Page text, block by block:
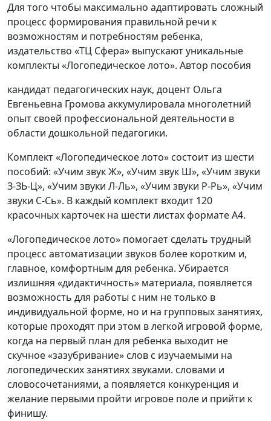
Для того чтобы максимально адаптировать сложный
процесс формирования правильной речи к
возможностям и потребностям ребенка,
издательство «ТЦ Сфера» выпускают уникальные
комплекты «Логопедическое лото». Автор пособия
кандидат педагогических наук, доцент Ольга
Евгеньевна Громова аккумулировала многолетний
опыт своей профессиональной деятельности в
области дошкольной педагогики.
Комплект «Логопедическое лото» состоит из шести
пособий: «Учим звук Ж», «Учим звук Ш», «Учим звуки
З-ЗЬ-Ц», «Учим звуки Л-Ль», «Учим звуки Р-Рь», «Учим
звуки С-Сь». В каждый комплект входит 120
красочных карточек на шести листах формате А4.
«Логопедическое лото» помогает сделать трудный
процесс автоматизации звуков более коротким и,
главное, комфортным для ребенка. Убирается
излишняя «дидактичность» материала, появляется
возможность для работы с ним не только в
индивидуальной форме, но и на групповых занятиях,
которые проходят при этом в легкой игровой форме,
когда на первый план для ребенка выходит не
скучное «зазубривание» слов с изучаемыми на
логопедических занятиях звуками. словами и
словосочетаниями, а появляется конкуренция и
желание первыми пройти игровое поле и прийти к
финишу.